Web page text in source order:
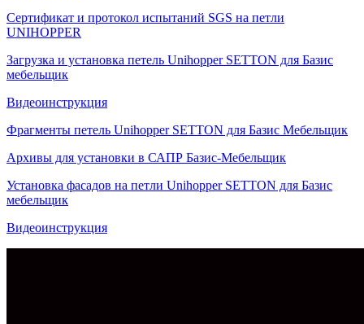
Сертификат и протокол испытаний SGS на петли
UNIHOPPER
Загрузка и установка петель Unihopper SETTON для Базис
мебельщик
Видеоинструкция
Фрагменты петель Unihopper SETTON для Базис Мебельщик
Архивы для установки в САПР Базис-Мебельщик
Установка фасадов на петли Unihopper SETTON для Базис
мебельщик
Видеоинструкция